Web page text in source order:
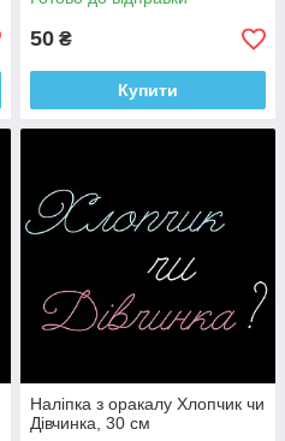
50 ₴
Купити
Наліпка з оракалу Хлопчик чи
Дівчинка, 30 см